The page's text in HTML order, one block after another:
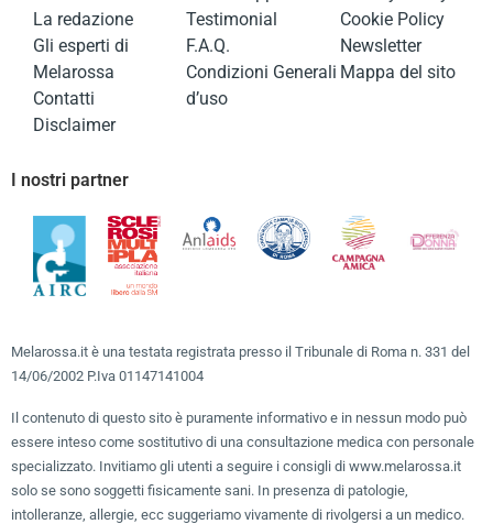
La redazione
Gli esperti di
Melarossa
Contatti
Disclaimer
Testimonial
F.A.Q.
Condizioni Generali
d’uso
Cookie Policy
Newsletter
Mappa del sito
I nostri partner
Melarossa.it è una testata registrata presso il Tribunale di Roma n. 331 del
14/06/2002 P.Iva 01147141004
Il contenuto di questo sito è puramente informativo e in nessun modo può
essere inteso come sostitutivo di una consultazione medica con personale
specializzato. Invitiamo gli utenti a seguire i consigli di www.melarossa.it
solo se sono soggetti fisicamente sani. In presenza di patologie,
intolleranze, allergie, ecc suggeriamo vivamente di rivolgersi a un medico.